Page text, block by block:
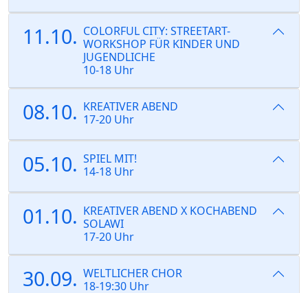
11.10. COLORFUL CITY: STREETART-
WORKSHOP FÜR KINDER UND
JUGENDLICHE
10-18 Uhr
08.10. KREATIVER ABEND
17-20 Uhr
05.10. SPIEL MIT!
14-18 Uhr
01.10. KREATIVER ABEND X KOCHABEND
SOLAWI
17-20 Uhr
30.09. WELTLICHER CHOR
18-19:30 Uhr